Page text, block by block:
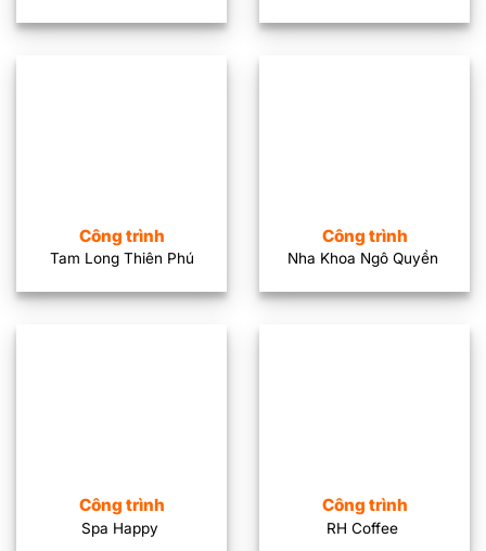
Công trình
Tam Long Thiên Phú
Công trình
Nha Khoa Ngô Quyền
Công trình
Spa Happy
Công trình
RH Coffee